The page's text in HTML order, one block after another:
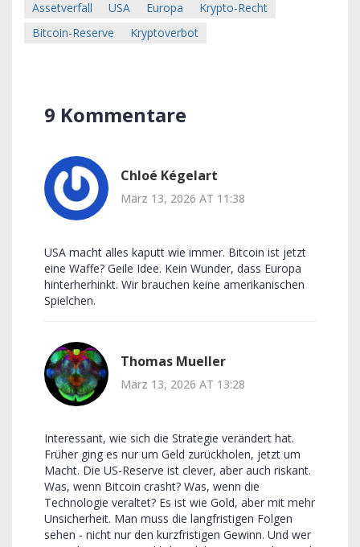
Assetverfall USA Europa
Krypto-Recht
Bitcoin-Reserve
Kryptoverbot
9 Kommentare
Chloé Kégelart
März 13, 2026 AT 11:38
USA macht alles kaputt wie immer. Bitcoin ist jetzt
eine Waffe? Geile Idee. Kein Wunder, dass Europa
hinterherhinkt. Wir brauchen keine amerikanischen
Spielchen.
Thomas Mueller
März 13, 2026 AT 13:28
Interessant, wie sich die Strategie verändert hat.
Früher ging es nur um Geld zurückholen, jetzt um
Macht. Die US-Reserve ist clever, aber auch riskant.
Was, wenn Bitcoin crasht? Was, wenn die
Technologie veraltet? Es ist wie Gold, aber mit mehr
Unsicherheit. Man muss die langfristigen Folgen
sehen - nicht nur den kurzfristigen Gewinn. Und wer